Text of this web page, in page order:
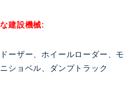
建設機械:
ーザー、ホイールローダー、モ
ショベル、ダンプトラック